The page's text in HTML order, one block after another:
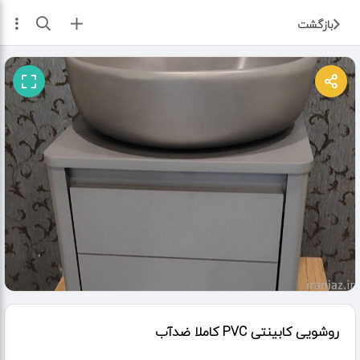
بازگشت ثبت آگهی
روشویی کابینتی PVC کاملا ضدآب